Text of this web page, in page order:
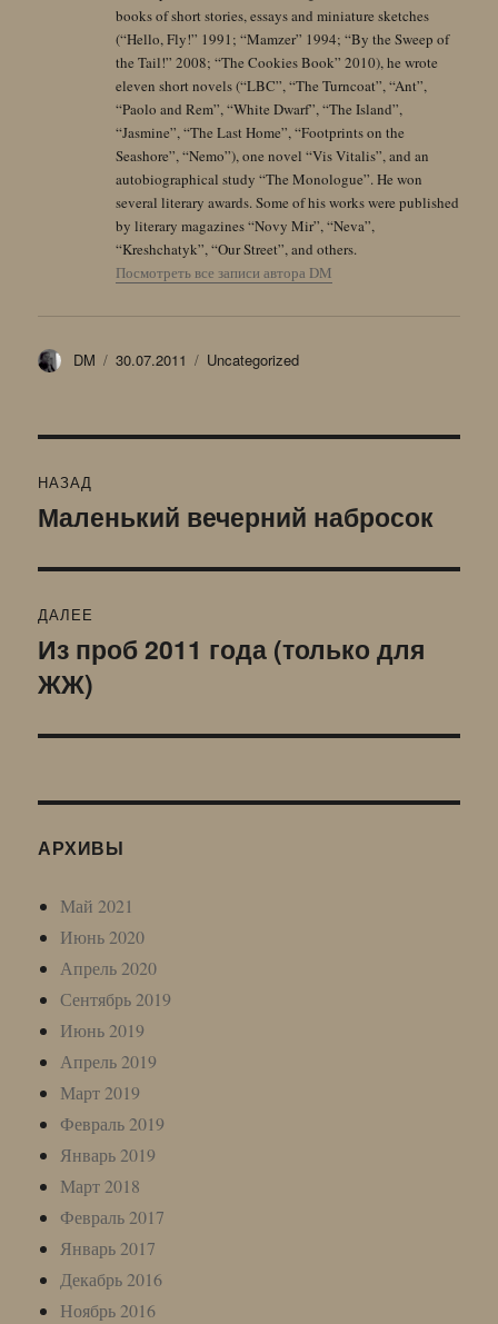
books of short stories, essays and miniature sketches
(“Hello, Fly!” 1991; “Mamzer” 1994; “By the Sweep of
the Tail!” 2008; “The Cookies Book” 2010), he wrote
eleven short novels (“LBC”, “The Turncoat”, “Ant”,
“Paolo and Rem”, “White Dwarf”, “The Island”,
“Jasmine”, “The Last Home”, “Footprints on the
Seashore”, “Nemo”), one novel “Vis Vitalis”, and an
autobiographical study “The Monologue”. He won
several literary awards. Some of his works were published
by literary magazines “Novy Mir”, “Neva”,
“Kreshchatyk”, “Our Street”, and others.
Посмотреть все записи автора DM
Автор
DM Опубликовано
30.07.2011 Рубрики
Uncategorized
по
НАЗАД
Предыдущая
Маленький вечерний набросок
ДАЛЕЕ
Следующая
запись:
Из проб 2011 года (только для
ЖЖ)
АРХИВЫ
Май 2021
Июнь 2020
Апрель 2020
Сентябрь 2019
Июнь 2019
Апрель 2019
Март 2019
Февраль 2019
Январь 2019
Март 2018
Февраль 2017
Январь 2017
Декабрь 2016
Ноябрь 2016